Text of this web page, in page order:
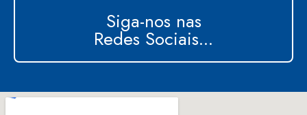
Siga-nos nas
Redes Sociais...